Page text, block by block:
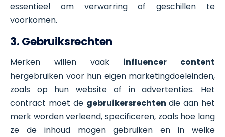
essentieel om verwarring of geschillen te
voorkomen.
3. Gebruiksrechten
Merken willen vaak influencer content
hergebruiken voor hun eigen marketingdoeleinden,
zoals op hun website of in advertenties. Het
contract moet de gebruikersrechten die aan het
merk worden verleend, specificeren, zoals hoe lang
ze de inhoud mogen gebruiken en in welke